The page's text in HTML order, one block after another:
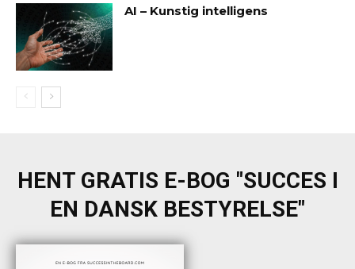
AI – Kunstig intelligens
HENT GRATIS E-BOG "SUCCES I
EN DANSK BESTYRELSE"